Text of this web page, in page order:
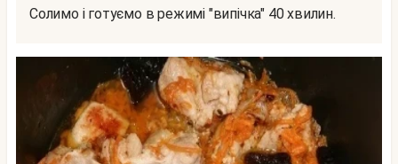
Солимо і готуємо в режимі "випічка" 40 хвилин.